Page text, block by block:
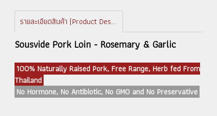
รายละเอียดสินค้า (Product Description)
Sousvide Pork Loin - Rosemary & Garlic
100% Naturally Raised Pork, Free Range, Herb fed From
Thailand
No Hormone, No Antibiotic, No GMO and No Preservative